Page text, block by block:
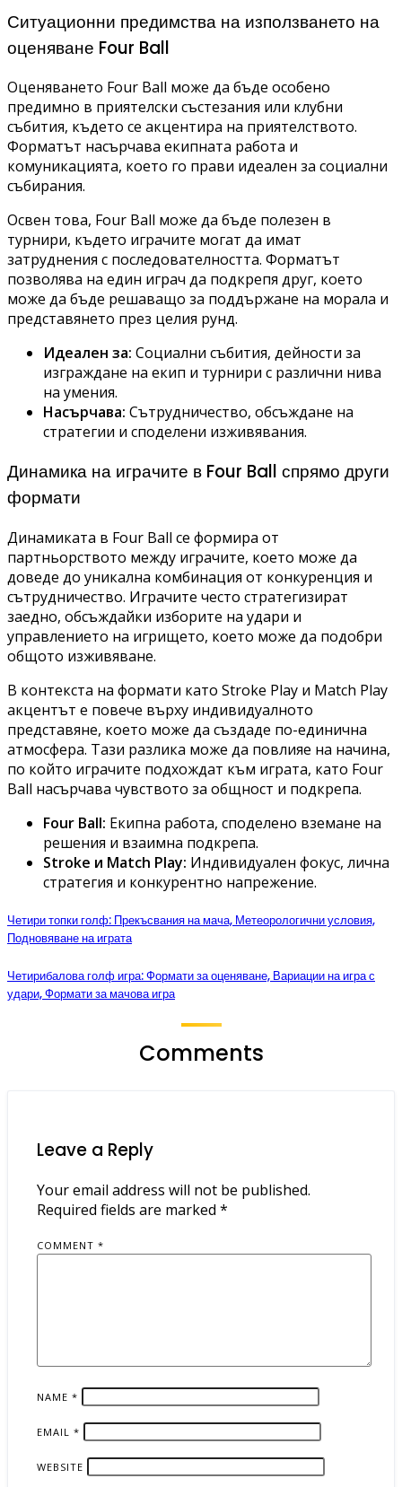
Ситуационни предимства на използването на
оценяване Four Ball
Оценяването Four Ball може да бъде особено
предимно в приятелски състезания или клубни
събития, където се акцентира на приятелството.
Форматът насърчава екипната работа и
комуникацията, което го прави идеален за социални
събирания.
Освен това, Four Ball може да бъде полезен в
турнири, където играчите могат да имат
затруднения с последователността. Форматът
позволява на един играч да подкрепя друг, което
може да бъде решаващо за поддържане на морала и
представянето през целия рунд.
Идеален за: Социални събития, дейности за
изграждане на екип и турнири с различни нива
на умения.
Насърчава: Сътрудничество, обсъждане на
стратегии и споделени изживявания.
Динамика на играчите в Four Ball спрямо други
формати
Динамиката в Four Ball се формира от
партньорството между играчите, което може да
доведе до уникална комбинация от конкуренция и
сътрудничество. Играчите често стратегизират
заедно, обсъждайки изборите на удари и
управлението на игрището, което може да подобри
общото изживяване.
В контекста на формати като Stroke Play и Match Play
акцентът е повече върху индивидуалното
представяне, което може да създаде по-единична
атмосфера. Тази разлика може да повлияе на начина,
по който играчите подхождат към играта, като Four
Ball насърчава чувството за общност и подкрепа.
Four Ball: Екипна работа, споделено вземане на
решения и взаимна подкрепа.
Stroke и Match Play: Индивидуален фокус, лична
стратегия и конкурентно напрежение.
Четири топки голф: Прекъсвания на мача, Метеорологични условия,
Подновяване на играта
Четирибалова голф игра: Формати за оценяване, Вариации на игра с
удари, Формати за мачова игра
Comments
Leave a Reply
Your email address will not be published.
Required fields are marked *
COMMENT *
NAME *
EMAIL *
WEBSITE